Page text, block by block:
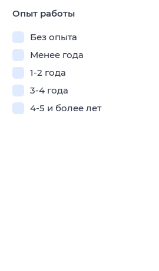
Опыт работы
Без опыта
Менее года
1-2 года
3-4 года
4-5 и более лет